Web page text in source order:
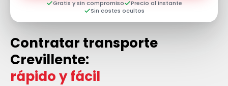
Gratis y sin compromiso
Precio al instante
Sin costes ocultos
Contratar transporte
Crevillente:
rápido y fácil